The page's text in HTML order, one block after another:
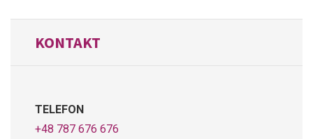
KONTAKT
TELEFON
+48 787 676 676